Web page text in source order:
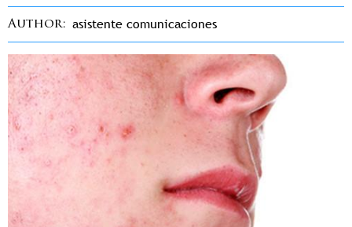
Author asistente comunicaciones